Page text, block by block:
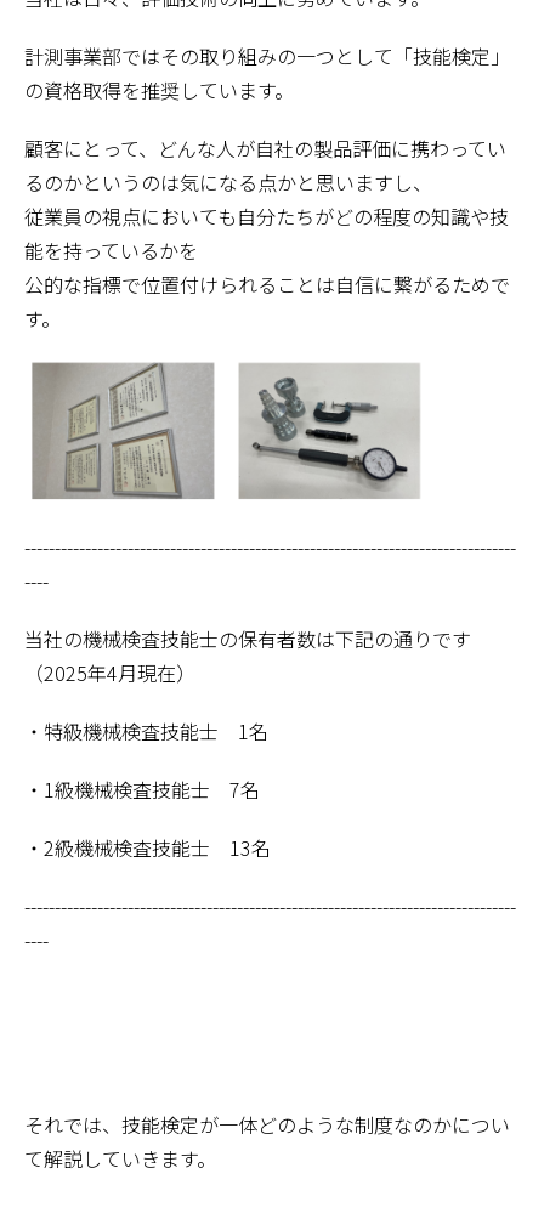
計測事業部ではその取り組みの一つとして「技能検定」
の資格取得を推奨しています。
顧客にとって、どんな人が自社の製品評価に携わってい
るのかというのは気になる点かと思いますし、
従業員の視点においても自分たちがどの程度の知識や技
能を持っているかを
公的な指標で位置付けられることは自信に繋がるためで
す。
---------------------------------------------------------------------------------
----
当社の機械検査技能士の保有者数は下記の通りです
（2025年4月現在）
・特級機械検査技能士 1名
・ 1級機械検査技能士 7名
・ 2級機械検査技能士 13名
---------------------------------------------------------------------------------
----
それでは、技能検定が一体どのような制度なのかについ
て解説していきます。